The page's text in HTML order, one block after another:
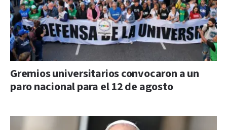
Gremios universitarios convocaron a un
paro nacional para el 12 de agosto